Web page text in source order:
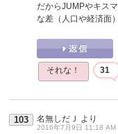
だからJUMPやキス
な差（人口や経済面
それな！ 31
103 名無しだＪ より
2016年7月9日 11:18 AM